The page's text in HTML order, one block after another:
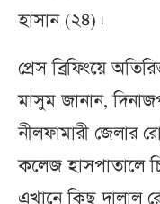
হাসান (২৪)।
প্রেস ব্রিফিংয়ে
মাসুম জানান,
নীলফামারী জেলার
কলেজ হাসপাতালে
এখানে কিছু দালাল